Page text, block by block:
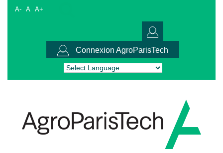
A- A A+
Connexion AgroParisTech
Powered by Translate